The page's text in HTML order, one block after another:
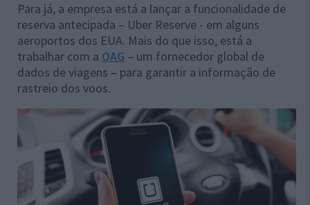
Para já, a empresa está a lançar a funcionalidade de
reserva antecipada – Uber Reserve - em alguns
aeroportos dos EUA. Mais do que isso, está a
trabalhar com a OAG – um fornecedor global de
dados de viagens – para garantir a informação de
rastreio dos voos.